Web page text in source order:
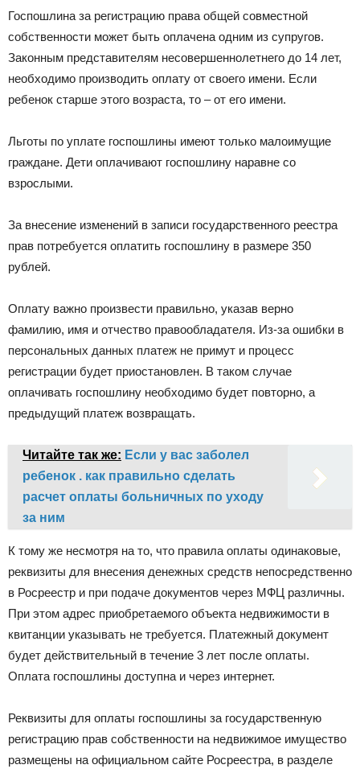
Госпошлина за регистрацию права общей совместной
собственности может быть оплачена одним из супругов.
Законным представителям несовершеннолетнего до 14 лет,
необходимо производить оплату от своего имени. Если
ребенок старше этого возраста, то – от его имени.
Льготы по уплате госпошлины имеют только малоимущие
граждане. Дети оплачивают госпошлину наравне со
взрослыми.
За внесение изменений в записи государственного реестра
прав потребуется оплатить госпошлину в размере 350
рублей.
Оплату важно произвести правильно, указав верно
фамилию, имя и отчество правообладателя. Из-за ошибки в
персональных данных платеж не примут и процесс
регистрации будет приостановлен. В таком случае
оплачивать госпошлину необходимо будет повторно, а
предыдущий платеж возвращать.
Читайте так же: Если у вас заболел
ребенок . как правильно сделать
расчет оплаты больничных по уходу
за ним
К тому же несмотря на то, что правила оплаты одинаковые,
реквизиты для внесения денежных средств непосредственно
в Росреестр и при подаче документов через МФЦ различны.
При этом адрес приобретаемого объекта недвижимости в
квитанции указывать не требуется. Платежный документ
будет действительный в течение 3 лет после оплаты.
Оплата госпошлины доступна и через интернет.
Реквизиты для оплаты госпошлины за государственную
регистрацию прав собственности на недвижимое имущество
размещены на официальном сайте Росреестра, в разделе